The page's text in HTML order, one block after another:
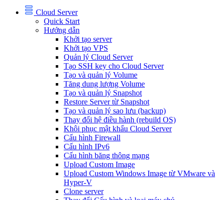
Cloud Server
Quick Start
Hướng dẫn
Khởi tạo server
Khởi tạo VPS
Quản lý Cloud Server
Tạo SSH key cho Cloud Server
Tạo và quản lý Volume
Tăng dung lượng Volume
Tạo và quản lý Snapshot
Restore Server từ Snapshot
Tạo và quản lý sao lưu (backup)
Thay đổi hệ điều hành (rebuild OS)
Khôi phục mật khẩu Cloud Server
Cấu hình Firewall
Cấu hình IPv6
Cấu hình băng thông mạng
Upload Custom Image
Upload Custom Windows Image từ VMware và
Hyper-V
Clone server